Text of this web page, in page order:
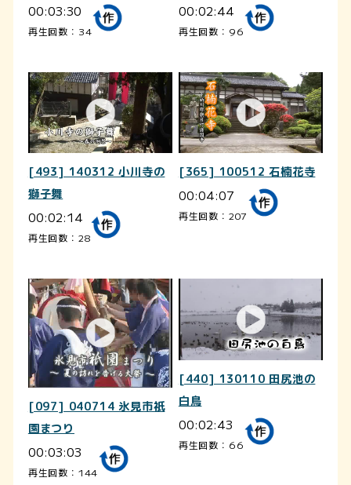
00:03:30
再生回数：34
00:02:44
再生回数：96
[493] 140312 小川寺の
獅子舞
00:02:14
再生回数：28
[365] 100512 石楠花寺
00:04:07
再生回数：207
[097] 040714 氷見市祇
園まつり
00:03:03
再生回数：144
[440] 130110 田尻池の
白鳥
00:02:43
再生回数：66